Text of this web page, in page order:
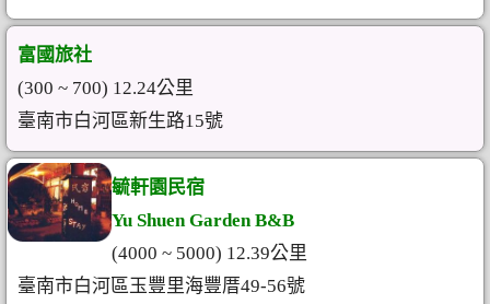
富國旅社
(300 ~ 700) 12.24公里
臺南市白河區新生路15號
毓軒園民宿
Yu Shuen Garden B&B
(4000 ~ 5000) 12.39公里
臺南市白河區玉豐里海豐厝49-56號